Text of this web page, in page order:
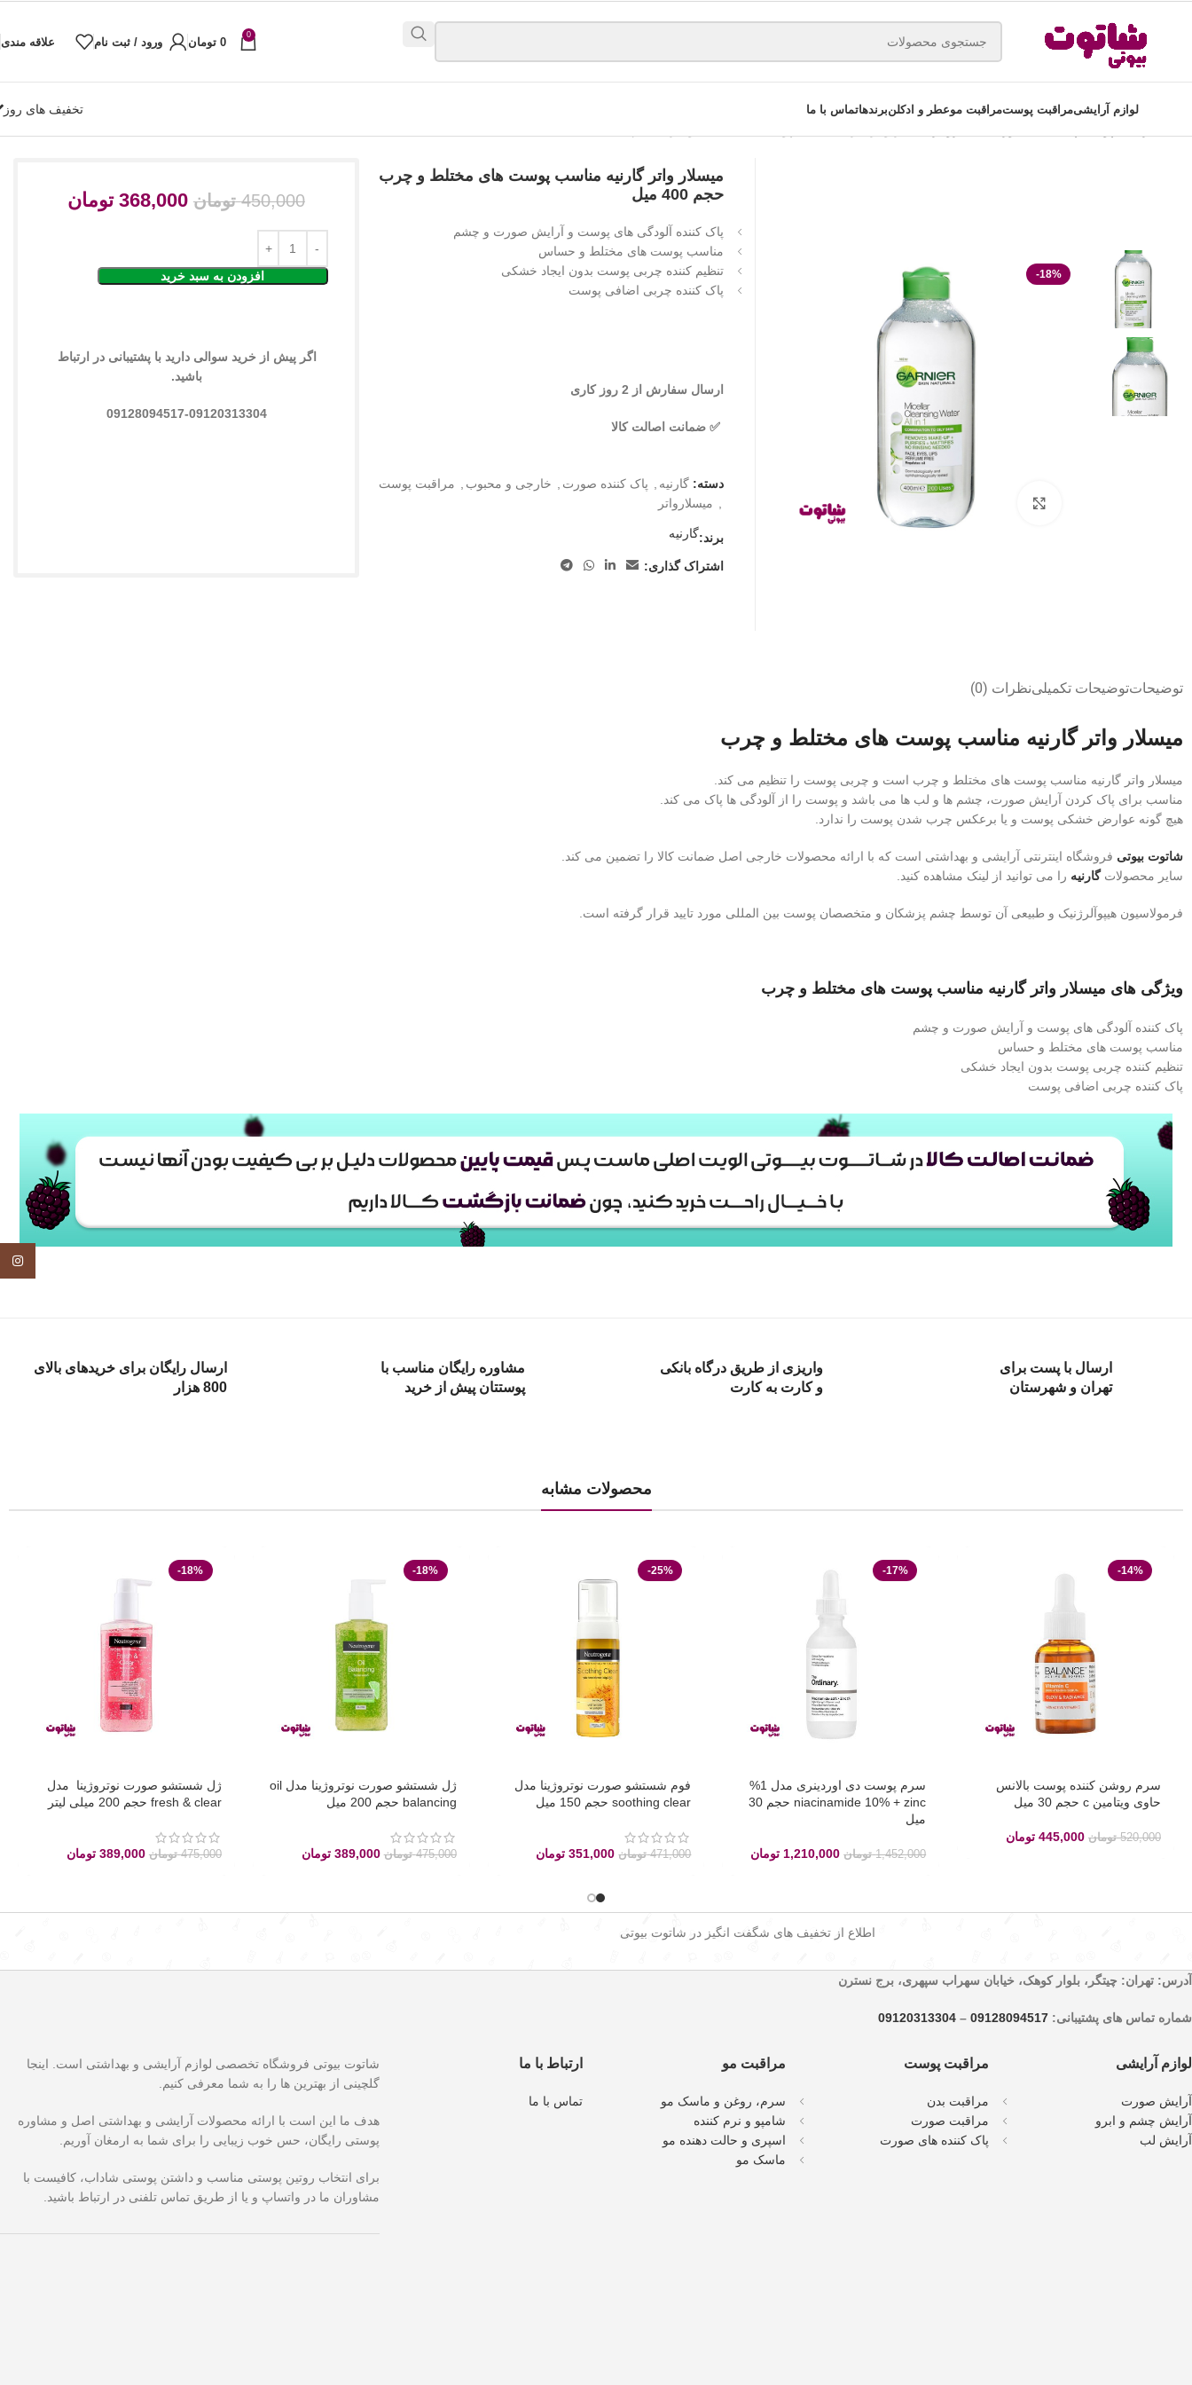
0
0 تومان ورود / ثبت نام علاقه مندی
لوازم آرایشیمراقبت پوستمراقبت موعطر و ادکلنبرندهاتماس با ما
تخفیف های روز
-18%
بزرگنمایی تصویر
میسلار واتر گارنیه مناسب پوست های مختلط و چرب
حجم 400 میل
پاک کننده آلودگی های پوست و آرایش صورت و چشم
مناسب پوست های مختلط و حساس
تنظیم کننده چربی پوست بدون ایجاد خشکی
پاک کننده چربی اضافی پوست
ارسال سفارش از 2 روز کاری
✅ ضمانت اصالت کالا
دسته: گارنیه پاک کننده صورت خارجی و محبوب
مراقبت پوست
میسلارواتر
برند:گارنیه
اشتراک گذاری:
450,000 تومان 368,000 تومان
افزودن به سبد خرید
اگر پیش از خرید سوالی دارید با پشتیبانی در ارتباط
باشید.
09128094517-09120313304
توضیحاتتوضیحات تکمیلینظرات (0)
میسلار واتر گارنیه مناسب پوست های مختلط و چرب
میسلار واتر گارنیه مناسب پوست های مختلط و چرب است و چربی پوست را تنظیم می کند.
مناسب برای پاک کردن آرایش صورت، چشم ها و لب ها می باشد و پوست را از آلودگی ها پاک می کند.
هیچ گونه عوارض خشکی پوست و یا برعکس چرب شدن پوست را ندارد.
شاتوت بیوتی فروشگاه اینترنتی آرایشی و بهداشتی است که با ارائه محصولات خارجی اصل ضمانت کالا را تضمین می کند.
سایر محصولات گارنیه را می توانید از لینک مشاهده کنید.
فرمولاسیون هیپوآلرژنیک و طبیعی آن توسط چشم پزشکان و متخصصان پوست بین المللی مورد تایید قرار گرفته است.
ویژگی های میسلار واتر گارنیه مناسب پوست های مختلط و چرب
پاک کننده آلودگی های پوست و آرایش صورت و چشم
مناسب پوست های مختلط و حساس
تنظیم کننده چربی پوست بدون ایجاد خشکی
پاک کننده چربی اضافی پوست
ارسال با پست برای
تهران و شهرستان
واریزی از طریق درگاه بانکی
و کارت به کارت
مشاوره رایگان مناسب با
پوستتان پیش از خرید
ارسال رایگان برای خریدهای بالای
800 هزار
محصولات مشابه
-14%
سرم روشن کننده پوست بالانس
حاوی ویتامین c حجم 30 میل
520,000 تومان 445,000 تومان
-17%
سرم پوست دی اوردینری مدل 1%
niacinamide 10% + zinc حجم 30
میل
1,452,000 تومان 1,210,000 تومان
-25%
فوم شستشو صورت نوتروژینا مدل
soothing clear حجم 150 میل
471,000 تومان 351,000 تومان
-18%
ژل شستشو صورت نوتروژینا مدل oil
balancing حجم 200 میل
475,000 تومان 389,000 تومان
-18%
ژل شستشو صورت نوتروژینا مدل
fresh & clear حجم 200 میلی لیتر
475,000 تومان 389,000 تومان
اطلاع از تخفیف های شگفت انگیز در شاتوت بیوتی
آدرس: تهران: چیتگر، بلوار کوهک، خیابان سهراب سپهری، برج نسترن
شماره تماس های پشتیبانی: 09128094517
–
09120313304
لوازم آرایشی
آرایش صورت
آرایش چشم و ابرو
آرایش لب
مراقبت پوست
مراقبت بدن
مراقبت صورت
پاک کننده های صورت
مراقبت مو
سرم، روغن و ماسک مو
شامپو و نرم کننده
اسپری و حالت دهنده مو
ماسک مو
ارتباط با ما
تماس با ما
شاتوت بیوتی فروشگاه تخصصی لوازم آرایشی و بهداشتی است. اینجا
گلچینی از بهترین ها را به شما معرفی کنیم.
هدف ما این است با ارائه محصولات آرایشی و بهداشتی اصل و مشاوره
پوستی رایگان، حس خوب زیبایی را برای شما به ارمغان آوریم.
برای انتخاب روتین پوستی مناسب و داشتن پوستی شاداب، کافیست با
مشاوران ما در واتساپ و یا از طریق تماس تلفنی در ارتباط باشید.